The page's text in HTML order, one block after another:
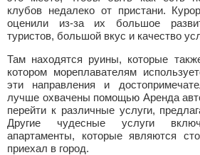
клубов недалеко от пристани.
оценили из-за их большое
туристов, большой вкус и качество
Там находятся руины, которые
котором мореплавателям
эти направления и
лучше охвачены помощью Аренда
перейти к различные услуги,
Другие чудесные услуги
апартаменты, которые являются
приехал в город.